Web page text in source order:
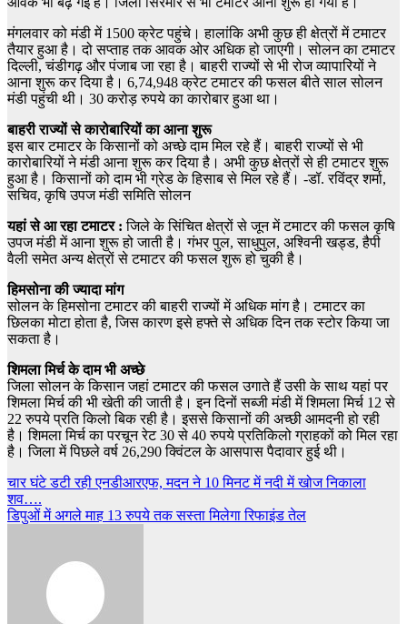
मंगलवार को मंडी में 1500 क्रेट पहुंचे। हालांकि अभी कुछ ही क्षेत्रों में टमाटर
तैयार हुआ है। दो सप्ताह तक आवक ओर अधिक हो जाएगी। सोलन का टमाटर
दिल्ली, चंडीगढ़ और पंजाब जा रहा है। बाहरी राज्यों से भी रोज व्यापारियों ने
आना शुरू कर दिया है। 6,74,948 क्रेट टमाटर की फसल बीते साल सोलन
मंडी पहुंची थी। 30 करोड़ रुपये का कारोबार हुआ था।
बाहरी राज्यों से कारोबारियों का आना शुरू
इस बार टमाटर के किसानों को अच्छे दाम मिल रहे हैं। बाहरी राज्यों से भी
कारोबारियों ने मंडी आना शुरू कर दिया है। अभी कुछ क्षेत्रों से ही टमाटर शुरू
हुआ है। किसानों को दाम भी ग्रेड के हिसाब से मिल रहे हैं। -डॉ. रविंद्र शर्मा,
सचिव, कृषि उपज मंडी समिति सोलन
यहां से आ रहा टमाटर :जिले के सिंचित क्षेत्रों से जून में टमाटर की फसल कृषि
उपज मंडी में आना शुरू हो जाती है। गंभर पुल, साधुपुल, अश्विनी खड्ड, हैपी
वैली समेत अन्य क्षेत्रों से टमाटर की फसल शुरू हो चुकी है।
हिमसोना की ज्यादा मांग
सोलन के हिमसोना टमाटर की बाहरी राज्यों में अधिक मांग है। टमाटर का
छिलका मोटा होता है, जिस कारण इसे हफ्ते से अधिक दिन तक स्टोर किया जा
सकता है।
शिमला मिर्च के दाम भी अच्छे
जिला सोलन के किसान जहां टमाटर की फसल उगाते हैं उसी के साथ यहां पर
शिमला मिर्च की भी खेती की जाती है। इन दिनों सब्जी मंडी में शिमला मिर्च 12 से
22 रुपये प्रति किलो बिक रही है। इससे किसानों की अच्छी आमदनी हो रही
है। शिमला मिर्च का परचून रेट 30 से 40 रुपये प्रतिकिलो ग्राहकों को मिल रहा
है। जिला में पिछले वर्ष 26,290 क्विंटल के आसपास पैदावार हुई थी।
Post
navigation
चार घंटे डटी रही एनडीआरएफ, मदन ने 10 मिनट में नदी में खोज निकाला
शव….
डिपुओं में अगले माह 13 रुपये तक सस्ता मिलेगा रिफाइंड तेल